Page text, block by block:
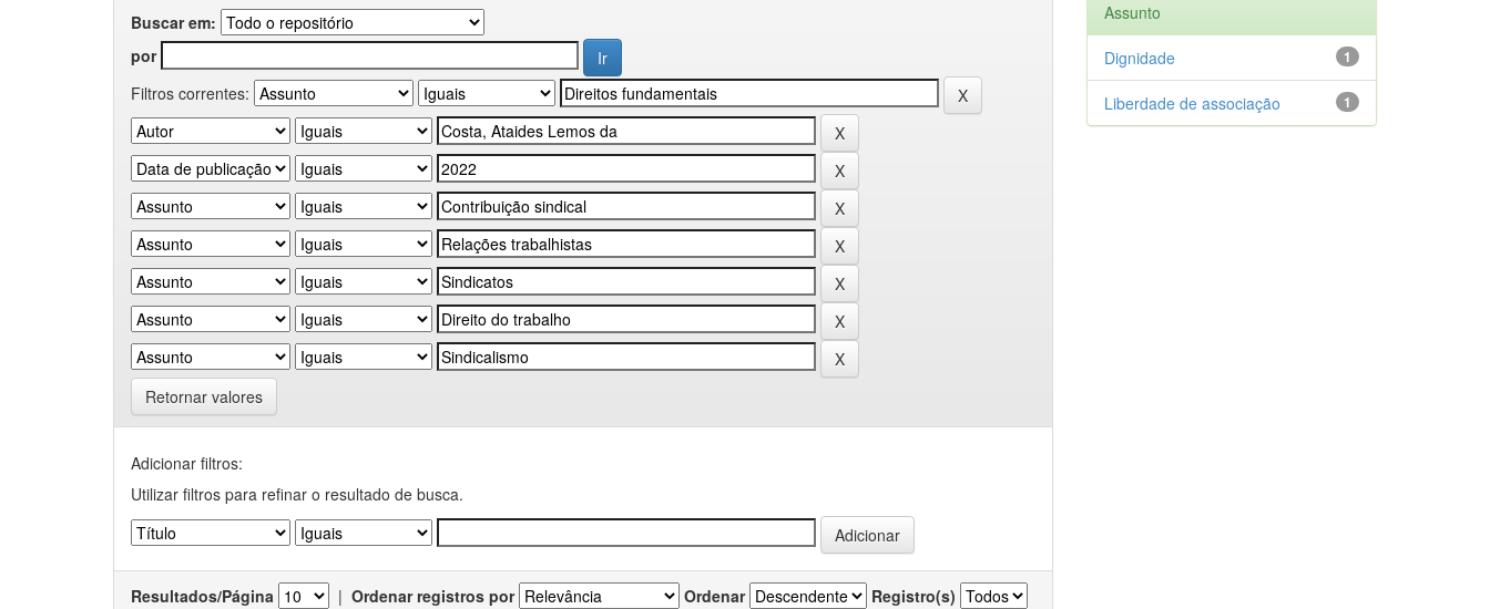
Buscar em:
por
Filtros correntes:
Retornar valores
Adicionar filtros:
Utilizar filtros para refinar o resultado de busca.
Resultados/Página | Ordenar registros por Ordenar Registro(s)
Assunto
1
Dignidade
1
Liberdade de associação